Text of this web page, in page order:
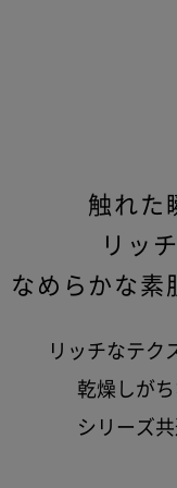
触れた
リッ
なめらかな素
リッチなテク
乾燥しが
シリーズ